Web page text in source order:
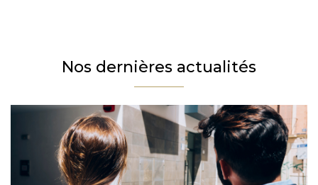
Nos dernières actualités
En cochant cette case, j’accepte la politique de confidentialité de ce site.
Vérification